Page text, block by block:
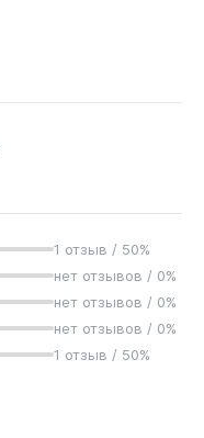
1 отзыв / 50%
нет отзывов / 0%
нет отзывов / 0%
нет отзывов / 0%
1 отзыв / 50%